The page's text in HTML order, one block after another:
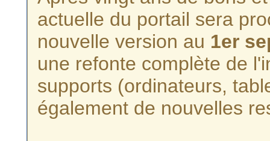
actuelle du portail sera
nouvelle version au 1er
une refonte complète de
supports (ordinateurs,
également de nouvelles